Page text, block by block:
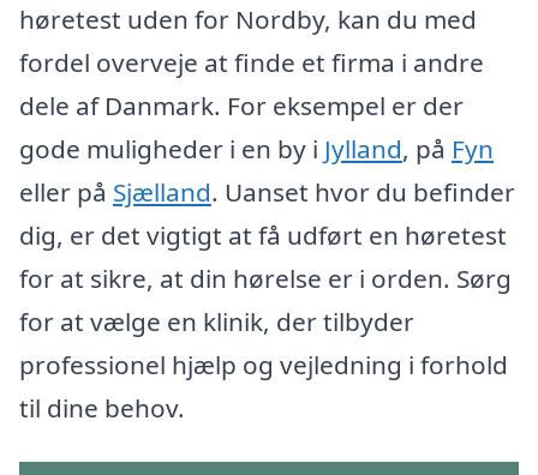
høretest uden for Nordby, kan du med
fordel overveje at finde et firma i andre
dele af Danmark. For eksempel er der
gode muligheder i en by i Jylland, på Fyn
eller på Sjælland. Uanset hvor du befinder
dig, er det vigtigt at få udført en høretest
for at sikre, at din hørelse er i orden. Sørg
for at vælge en klinik, der tilbyder
professionel hjælp og vejledning i forhold
til dine behov.